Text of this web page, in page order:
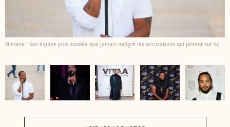
Slimane : Son équipe plus soudée que jamais malgré les accusations qui pèsent sur lui